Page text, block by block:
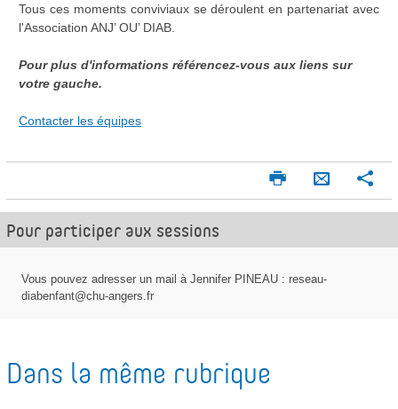
Tous ces moments conviviaux se déroulent en partenariat avec
l'Association ANJ’ OU’ DIAB.
Pour plus d'informations référencez-vous aux liens sur
votre gauche.
Contacter les équipes
I
m
p
i
n
o
a
r
a
Pour participer aux sessions
Vous pouvez adresser un mail à Jennifer PINEAU : reseau-
diabenfant@chu-angers.fr
Dans la même rubrique